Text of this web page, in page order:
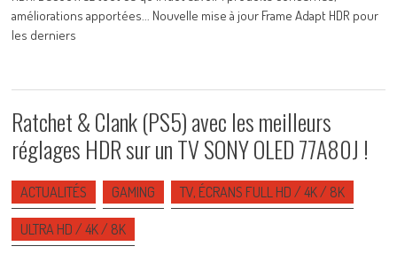
améliorations apportées... Nouvelle mise à jour Frame Adapt HDR pour
les derniers
Ratchet & Clank (PS5) avec les meilleurs
réglages HDR sur un TV SONY OLED 77A80J !
ACTUALITÉS GAMING TV, ÉCRANS FULL HD / 4K / 8K
ULTRA HD / 4K / 8K